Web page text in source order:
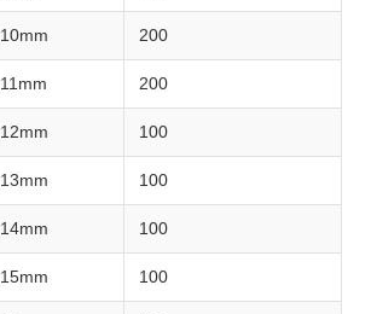
10mm 200
11mm 200
12mm 100
13mm 100
14mm 100
15mm 100